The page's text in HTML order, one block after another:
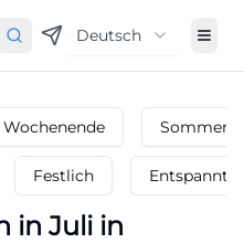
Deutsch
Wochenende
Festlich Entspannt
in Juli in